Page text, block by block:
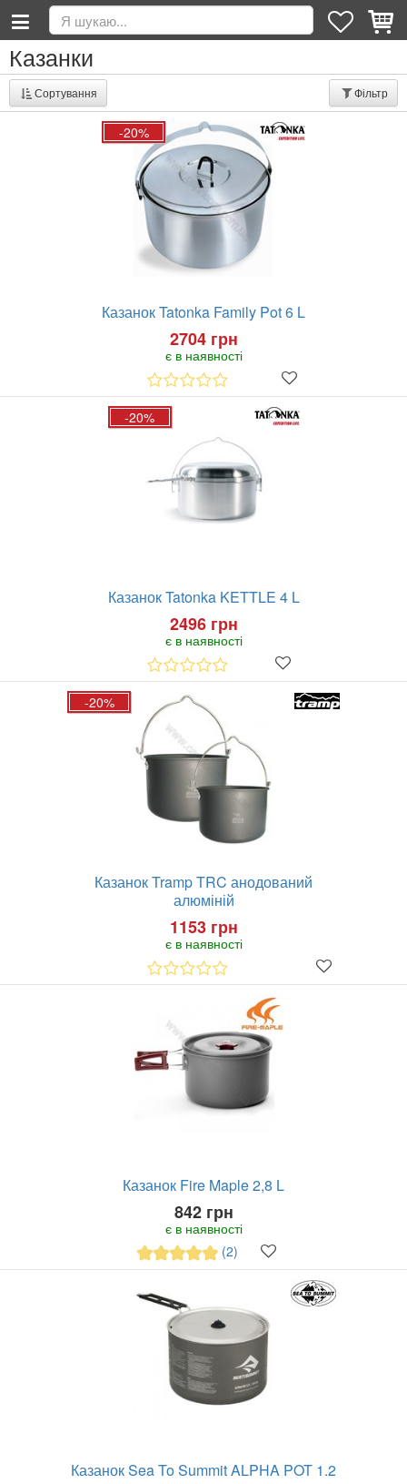
Казанки
Сортування Фільтр
-20%
Казанок Tatonka Family Pot 6 L
2704 грн
є в наявності
-20%
Казанок Tatonka KETTLE 4 L
2496 грн
є в наявності
-20%
Казанок Tramp TRC анодований
алюміній
1153 грн
є в наявності
Казанок Fire Maple 2,8 L
842 грн
є в наявності
(2)
Казанок Sea To Summit ALPHA POT 1.2